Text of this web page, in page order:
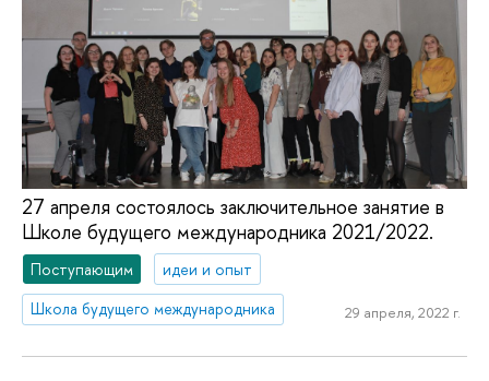
27 апреля состоялось заключительное занятие в
Школе будущего международника 2021/2022.
Поступающим
идеи и опыт
Школа будущего международника
29 апреля, 2022 г.